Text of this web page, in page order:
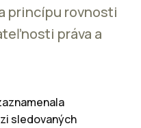
princípu rovnosti
práva a
sledovaných